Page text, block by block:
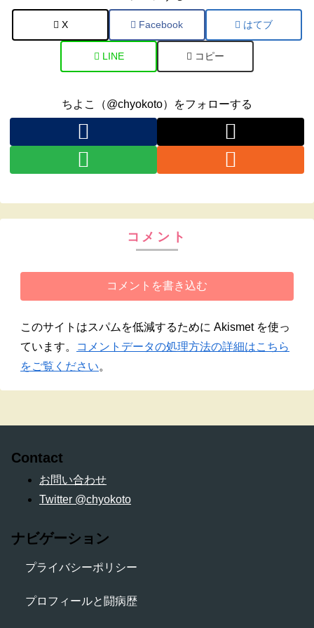
X Facebook はてブ
LINE コピー
ちよこ（@chyokoto）をフォローする
コメント
コメントを書き込む
このサイトはスパムを低減するために Akismet を使っ
ています。
コメントデータの処理方法の詳細はこちら
をご覧ください。
Contact
お問い合わせ
Twitter @chyokoto
ナビゲーション
プライバシーポリシー
プロフィールと闘病歴